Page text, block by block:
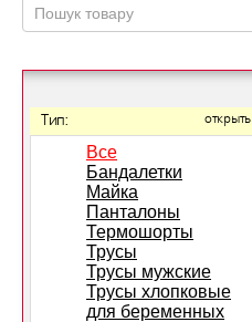
Тип: открыть
Все
Бандалетки
Майка
Панталоны
Термошорты
Трусы
Трусы мужские
Трусы хлопковые
для беременных